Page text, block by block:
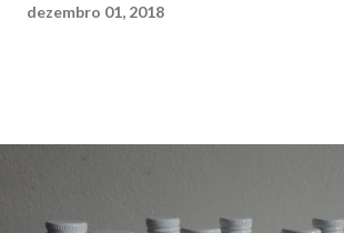
dezembro 01, 2018